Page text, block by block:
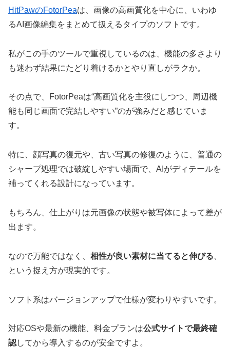
HitPawのFotorPeaは、画像の高画質化を中心に、いわゆ
るAI画像編集をまとめて扱えるタイプのソフトです。
私がこの手のツールで重視しているのは、機能の多さより
も迷わず結果にたどり着けるかとやり直しがラクか。
その点で、FotorPeaは“高画質化を主役にしつつ、周辺機
能も同じ画面で完結しやすい”のが強みだと感じていま
す。
特に、顔写真の復元や、古い写真の修復のように、普通の
シャープ処理では破綻しやすい場面で、AIがディテールを
補ってくれる設計になっています。
もちろん、仕上がりは元画像の状態や被写体によって差が
出ます。
なので万能ではなく、 相性が良い素材に当てると伸びる
という捉え方が現実的です。
ソフト系はバージョンアップで仕様が変わりやすいです。
対応OSや最新の機能、料金プランは公式サイトで最終確
認してから導入するのが安全ですよ。